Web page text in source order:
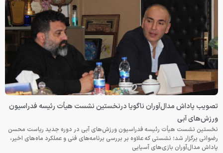
تصویب پاداش مدال‌آوران ناگویا درنخستین نشست هیأت رئیسه فدراسیون
ورزش‌های آبی
نخستین نشست هیأت رئیسه فدراسیون ورزش‌های آبی در دوره جدید ریاست محسن
رضوانی برگزار شد؛ نشستی که علاوه بر بررسی برنامه‌های فنی و عملکرد ماه‌های اخیر،
پاداش مدال‌آوران بازی‌های آسیایی